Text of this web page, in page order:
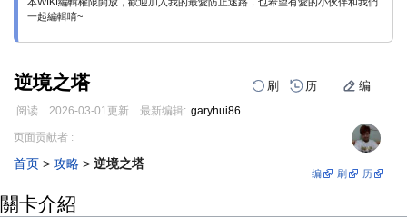
一起編輯唷~
逆境之塔 刷 历 编
阅读 2026-03-01更新 最新编辑: garyhui86
跳
导
跳
搜
页面贡献者 :
编 刷 历
首页 > 攻略 > 逆境之塔
關卡介紹